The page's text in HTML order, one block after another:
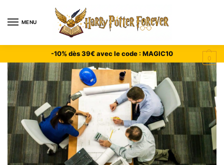
MENU
0
-10% dès 39€ avec le code : MAGIC10